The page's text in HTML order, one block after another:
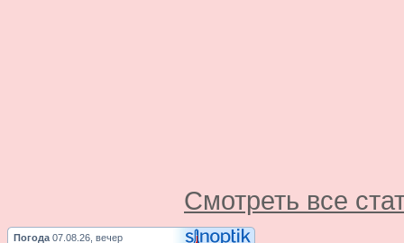
Смотреть все
Погода 07.08.26, вечер